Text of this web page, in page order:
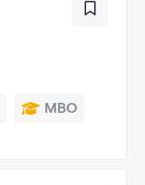
MBO